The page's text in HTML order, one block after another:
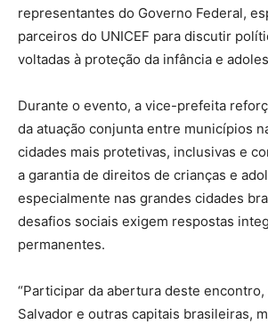
representantes do Governo Federal,
parceiros do UNICEF para discutir
voltadas à proteção da infância e
Durante o evento, a vice-prefeita
da atuação conjunta entre municípios
cidades mais protetivas, inclusivas e
a garantia de direitos de crianças e
especialmente nas grandes cidades
desafios sociais exigem respostas
permanentes.
“Participar da abertura deste
Salvador e outras capitais brasileiras,